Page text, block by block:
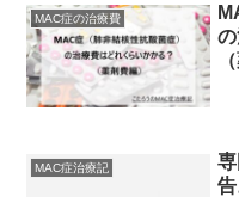
MAC症の治療費
MAC症治療記